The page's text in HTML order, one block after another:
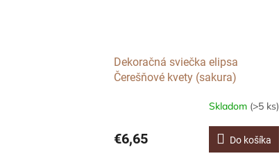
Dekoračná sviečka elipsa
Čerešňové kvety (sakura)
Skladom (>5 ks)
€6,65 Do košíka